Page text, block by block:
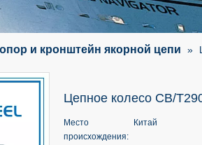
и кронштейн якорной цепи »
Цепное колесо CB/
Место
происхождения:
Китай